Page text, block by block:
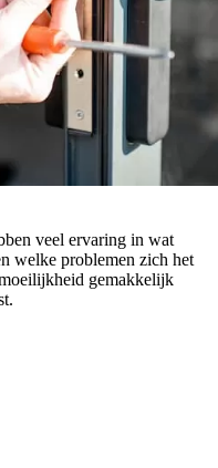
veel ervaring in wat
welke problemen zich het
gemakkelijk